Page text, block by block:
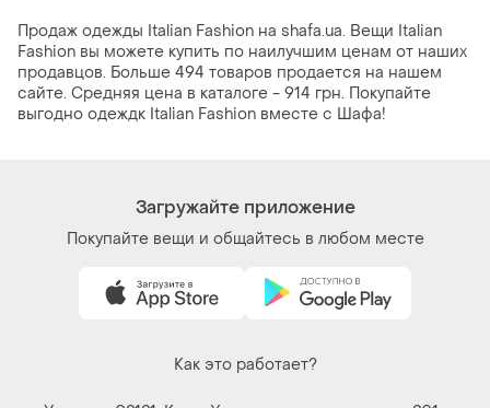
Продаж одежды Italian Fashion на shafa.ua. Вещи Italian
Fashion вы можете купить по наилучшим ценам от наших
продавцов. Больше 494 товаров продается на нашем
сайте. Средняя цена в каталоге - 914 грн. Покупайте
выгодно одеждк Italian Fashion вместе с Шафа!
Загружайте приложение
Покупайте вещи и общайтесь в любом месте
Как это работает?